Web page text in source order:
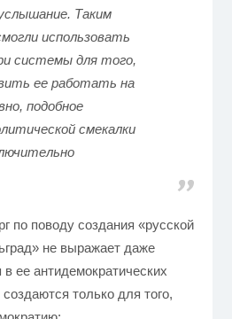
Таким
использовать
системы для того,
ее работать на
подобное
смекалки
по поводу создания «русской
не выражает даже
ее антидемократических
только для того,